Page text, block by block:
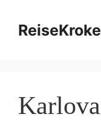
innhold